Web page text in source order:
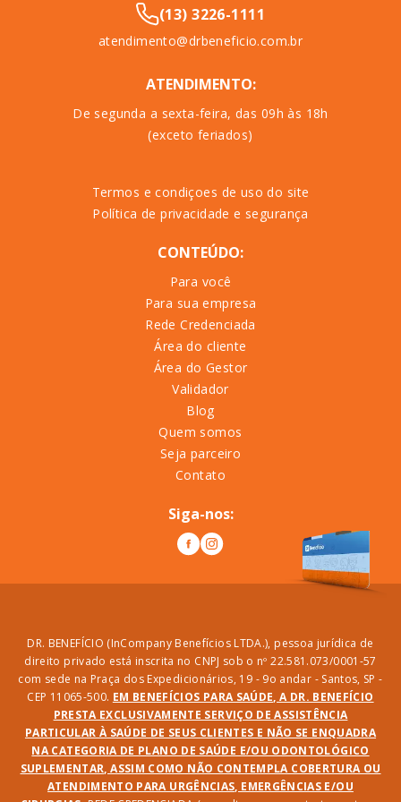
(13) 3226-1111
atendimento@drbeneficio.com.br
ATENDIMENTO:
De segunda a sexta-feira, das 09h às 18h
(exceto feriados)
Termos e condiçoes de uso do site
Política de privacidade e segurança
CONTEÚDO:
Para você
Para sua empresa
Rede Credenciada
Área do cliente
Área do Gestor
Validador
Blog
Quem somos
Seja parceiro
Contato
Siga-nos:
DR. BENEFÍCIO (InCompany Benefícios LTDA.), pessoa jurídica de
direito privado está inscrita no CNPJ sob o nº 22.581.073/0001-57
com sede na Praça dos Expedicionários, 19 - 9o andar - Santos, SP -
CEP 11065-500. EM BENEFÍCIOS PARA SAÚDE, A DR. BENEFÍCIO
PRESTA EXCLUSIVAMENTE SERVIÇO DE ASSISTÊNCIA
PARTICULAR À SAÚDE DE SEUS CLIENTES E NÃO SE ENQUADRA
NA CATEGORIA DE PLANO DE SAÚDE E/OU ODONTOLÓGICO
SUPLEMENTAR, ASSIM COMO NÃO CONTEMPLA COBERTURA OU
ATENDIMENTO PARA URGÊNCIAS, EMERGÊNCIAS E/OU